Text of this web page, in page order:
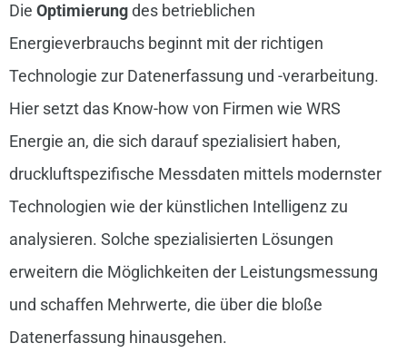
Die Optimierungdes betrieblichen
Energieverbrauchs beginnt mit der richtigen
Technologie zur Datenerfassung und -verarbeitung.
Hier setzt das Know-how von Firmen wie WRS
Energie an, die sich darauf spezialisiert haben,
druckluftspezifische Messdaten mittels modernster
Technologien wie der künstlichen Intelligenz zu
analysieren. Solche spezialisierten Lösungen
erweitern die Möglichkeiten der Leistungsmessung
und schaffen Mehrwerte, die über die bloße
Datenerfassung hinausgehen.